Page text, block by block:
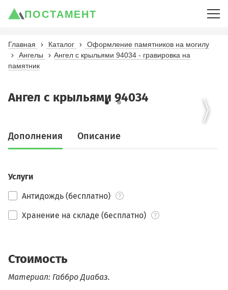
ПОСТАМЕНТ
Главная Каталог
Оформление памятников на могилу
Ангелы
Ангел с крыльями 94034 - гравировка на
памятник
Ангел с крыльями 94034
Дополнения Описание
Услуги
Антидождь (бесплатно)
Хранение на складе (бесплатно)
Стоимость
Материал: Габбро Диабаз.